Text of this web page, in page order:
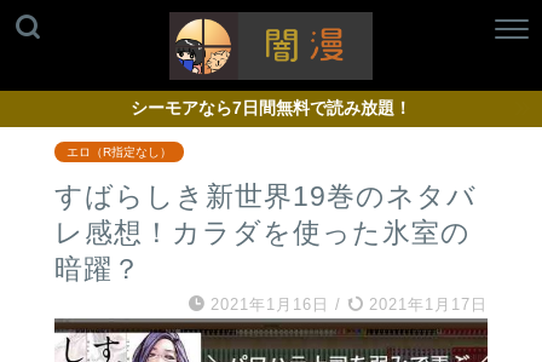
シーモアなら7日間無料で読み放題！
エロ（R指定なし）
すばらしき新世界19巻のネタバ
レ感想！カラダを使った氷室の
暗躍？
2021年1月16日 / 2021年1月17日